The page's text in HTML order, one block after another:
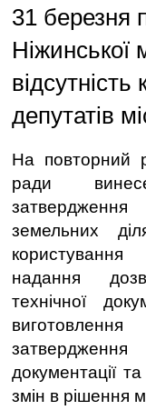
31 березня
Ніжинської
депутатів
На повторний
ради
земельних
надання
технічної
документації
змін в рішення